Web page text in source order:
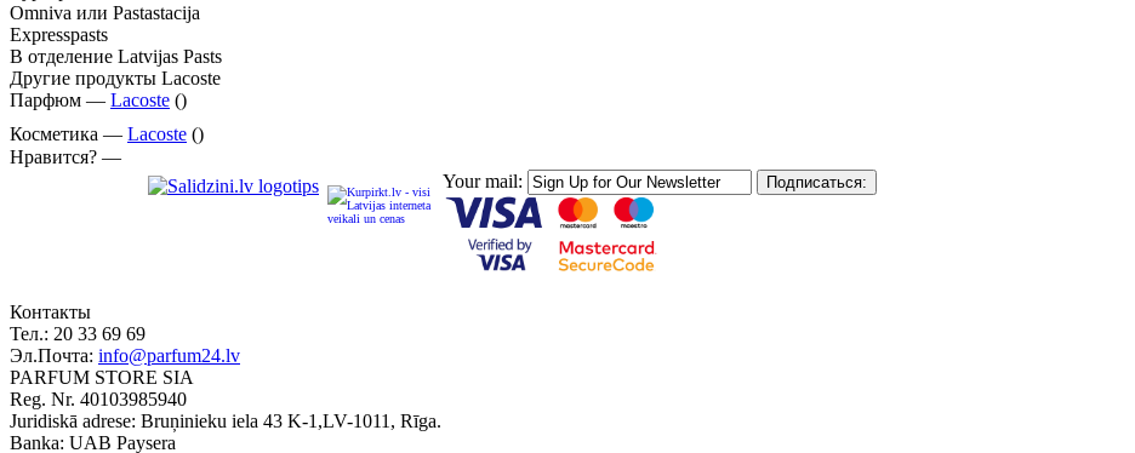
Omniva или Pastastacija
Expresspasts
В отделение Latvijas Pasts
Другие продукты Lacoste
Парфюм — Lacoste ()
Косметика — Lacoste ()
Нравится? —
Your mail:
Контакты
Тел.: 20 33 69 69
Эл.Почта: info@parfum24.lv
PARFUM STORE SIA
Reg. Nr. 40103985940
Juridiskā adrese: Bruņinieku iela 43 K-1,LV-1011, Rīga.
Banka: UAB Paysera